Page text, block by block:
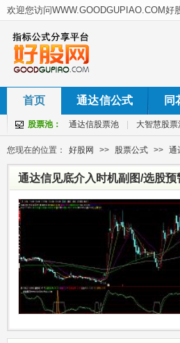
首页 通达信公式 同
股票池： 通达信股票池 大智慧股票
您现在的位置： 好股网 >> 股票公式 >> 通
通达信见底介入时机副图/选股预